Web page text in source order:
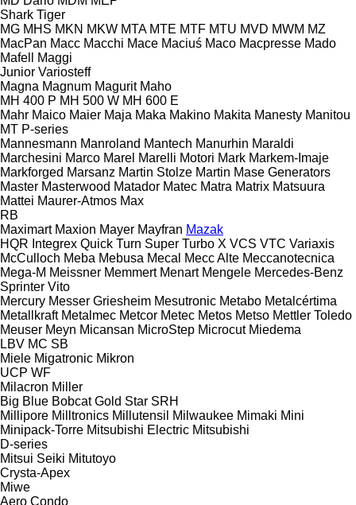
Shark Tiger
MG MHS MKN MKW MTA MTE MTF MTU MVD MWM MZ
MacPan Macc Macchi Mace Maciuś Maco Macpresse Mado
Mafell
Maggi
Junior Variosteff
Magna Magnum Magurit Maho
MH 400 P MH 500 W MH 600 E
Mahr Maico Maier Maja Maka Makino Makita Manesty Manitou
MT P-series
Mannesmann Manroland Mantech Manurhin Maraldi
Marchesini Marco Marel Marelli Motori Mark Markem-Imaje
Markforged Marsanz Martin Stolze Martin Mase Generators
Master Masterwood Matador Matec Matra Matrix Matsuura
Mattei Maurer-Atmos Max
RB
Maximart Maxion Mayer Mayfran Mazak
HQR Integrex Quick Turn Super Turbo X VCS VTC Variaxis
McCulloch Meba Mebusa Mecal Mecc Alte Meccanotecnica
Mega-M Meissner Memmert Menart Mengele Mercedes-Benz
Sprinter Vito
Mercury Messer Griesheim Mesutronic Metabo Metalcértima
Metallkraft Metalmec Metcor Metec Metos Metso Mettler Toledo
Meuser Meyn Micansan MicroStep Microcut Miedema
LBV MC SB
Miele Migatronic Mikron
UCP WF
Milacron Miller
Big Blue Bobcat Gold Star SRH
Millipore Milltronics Millutensil Milwaukee Mimaki Mini
Minipack-Torre Mitsubishi Electric Mitsubishi
D-series
Mitsui Seiki Mitutoyo
Crysta-Apex
Miwe
Aero Condo